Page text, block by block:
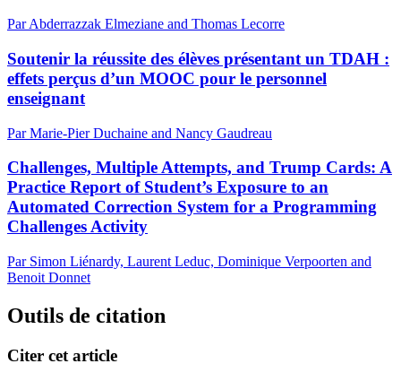
Par Abderrazzak Elmeziane and Thomas Lecorre
Soutenir la réussite des élèves présentant un TDAH :
effets perçus d’un MOOC pour le personnel
enseignant
Par Marie-Pier Duchaine and Nancy Gaudreau
Challenges, Multiple Attempts, and Trump Cards: A
Practice Report of Student’s Exposure to an
Automated Correction System for a Programming
Challenges Activity
Par Simon Liénardy, Laurent Leduc, Dominique Verpoorten and
Benoit Donnet
Outils de citation
Citer cet article